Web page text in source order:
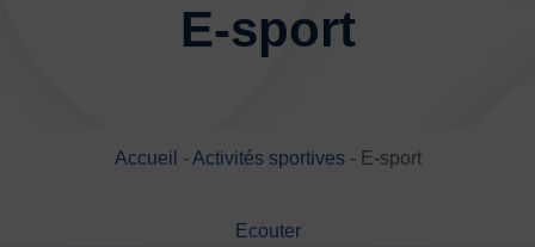
FonctionnementE-sport
Accueil -Activités sportives- E-sport
Ecouter